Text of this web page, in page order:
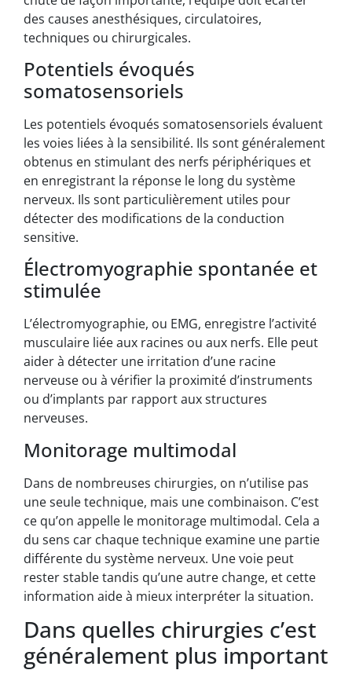
des causes anesthésiques, circulatoires,
techniques ou chirurgicales.
Potentiels évoqués
somatosensoriels
Les potentiels évoqués somatosensoriels évaluent
les voies liées à la sensibilité. Ils sont généralement
obtenus en stimulant des nerfs périphériques et
en enregistrant la réponse le long du système
nerveux. Ils sont particulièrement utiles pour
détecter des modifications de la conduction
sensitive.
Électromyographie spontanée et
stimulée
L’électromyographie, ou EMG, enregistre l’activité
musculaire liée aux racines ou aux nerfs. Elle peut
aider à détecter une irritation d’une racine
nerveuse ou à vérifier la proximité d’instruments
ou d’implants par rapport aux structures
nerveuses.
Monitorage multimodal
Dans de nombreuses chirurgies, on n’utilise pas
une seule technique, mais une combinaison. C’est
ce qu’on appelle le monitorage multimodal. Cela a
du sens car chaque technique examine une partie
différente du système nerveux. Une voie peut
rester stable tandis qu’une autre change, et cette
information aide à mieux interpréter la situation.
Dans quelles chirurgies c’est
généralement plus important